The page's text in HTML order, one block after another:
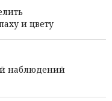
и цвету
наблюдений